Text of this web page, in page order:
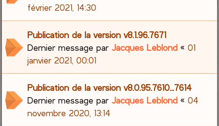
février 2021, 14:30
Publication de la version v8.1.96.7671
Dernier message parJacques Leblond «01
janvier 2021, 00:01
Publication de la version v8.0.95.7610...7614
Dernier message parJacques Leblond «04
novembre 2020, 13:14